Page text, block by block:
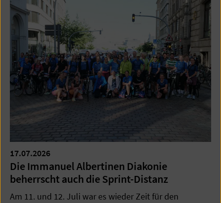
17.07.2026
Die Immanuel Albertinen Diakonie
beherrscht auch die Sprint-Distanz
Am 11. und 12. Juli war es wieder Zeit für den